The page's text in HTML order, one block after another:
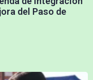
del Paso de